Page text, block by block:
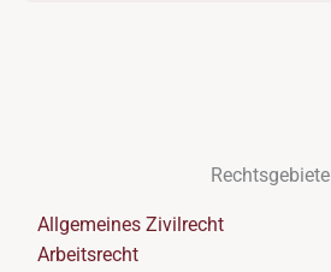
Rechtsgebiete
Allgemeines Zivilrecht
Arbeitsrecht